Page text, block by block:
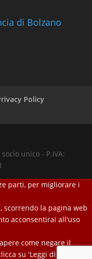
di Bolzano
Policy
unico - P.IVA:
parti, per migliorare i
scorrendo la pagina web
acconsentirai all'uso
come negare il
su 'Leggi di più'